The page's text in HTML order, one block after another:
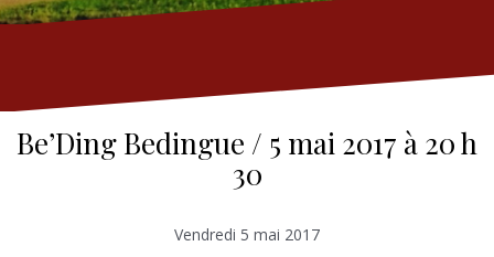
Be’Ding Bedingue / 5 mai 2017 à 20 h
30
Vendredi 5 mai 2017